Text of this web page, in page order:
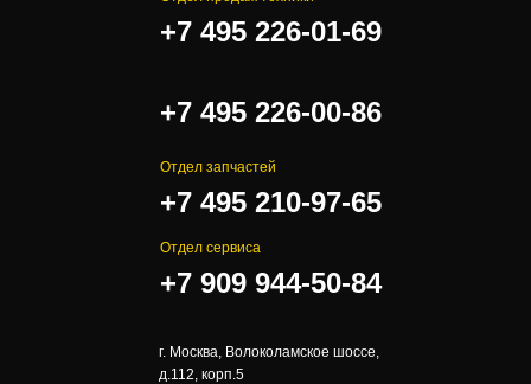
+7 495 226-01-69
+7 495 226-00-86
Отдел запчастей
+7 495 210-97-65
Отдел сервиса
+7 909 944-50-84
г. Москва, Волоколамское шоссе,
д.112, корп.5